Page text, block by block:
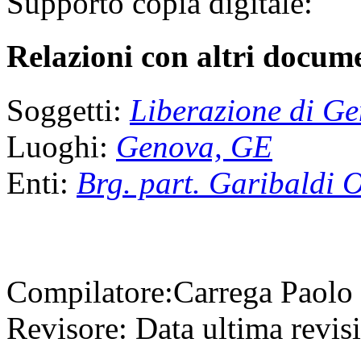
Relazioni con altri
Soggetti: Liberazione di
Luoghi: Genova, GE
Enti: Brg. part. Garibaldi
Compilatore:Carrega Paolo
Revisore: Data ultima